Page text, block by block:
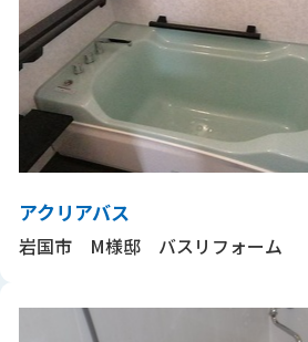
アクリアバス
岩国市 M様邸 バスリフォーム